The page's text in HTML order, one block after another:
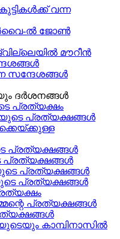
വന്ന
ൽ ജോൺ
മൗറീൻ
സന്ദേശങ്ങൾ
ദർശനങ്ങൾ
പ്രത്യക്ഷം
പ്രത്യക്ഷങ്ങൾ
പ്രത്യക്ഷങ്ങൾ
പ്രത്യക്ഷങ്ങൾ
പ്രത്യക്ഷങ്ങൾ
പ്രത്യക്ഷങ്ങൾ
പ്രത്യക്ഷങ്ങൾ
കാമ്പിനാസിൽ